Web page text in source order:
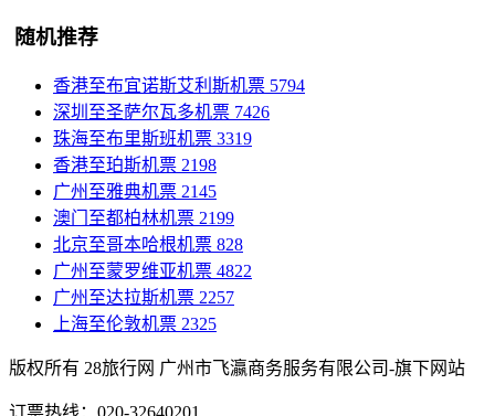
随机推荐
香港至布宜诺斯艾利斯机票 5794
深圳至圣萨尔瓦多机票 7426
珠海至布里斯班机票 3319
香港至珀斯机票 2198
广州至雅典机票 2145
澳门至都柏林机票 2199
北京至哥本哈根机票 828
广州至蒙罗维亚机票 4822
广州至达拉斯机票 2257
上海至伦敦机票 2325
版权所有 28旅行网 广州市飞瀛商务服务有限公司-旗下网站